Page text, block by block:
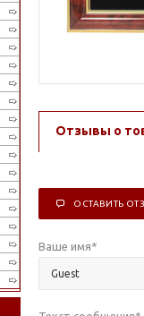
Отзывы о
ОСТАВИТЬ
Ваше имя*